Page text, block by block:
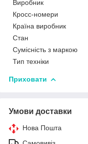
Виробник
Кросс-номери
Країна виробник
Стан
Сумісність з маркою
Тип техніки
Приховати
Умови доставки
Нова Пошта